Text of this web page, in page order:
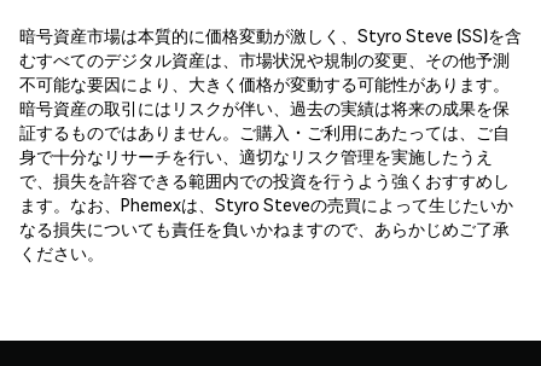
暗号資産市場は本質的に価格変動が激しく、Styro Steve (SS)を含
むすべてのデジタル資産は、市場状況や規制の変更、その他予測
不可能な要因により、大きく価格が変動する可能性があります。
暗号資産の取引にはリスクが伴い、過去の実績は将来の成果を保
証するものではありません。ご購入・ご利用にあたっては、ご自
身で十分なリサーチを行い、適切なリスク管理を実施したうえ
で、損失を許容できる範囲内での投資を行うよう強くおすすめし
ます。なお、Phemexは、Styro Steveの売買によって生じたいか
なる損失についても責任を負いかねますので、あらかじめご了承
ください。